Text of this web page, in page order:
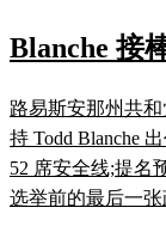
Blanche 接
路易斯安那州共
持 Todd Blanche
52 席安全线;提名
选举前的最后一张